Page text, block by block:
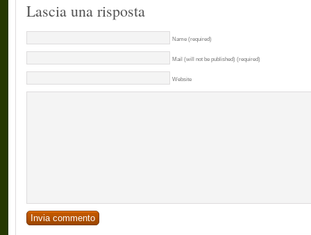
Lascia una risposta
Name (required)
Mail (will not be published) (required)
Website